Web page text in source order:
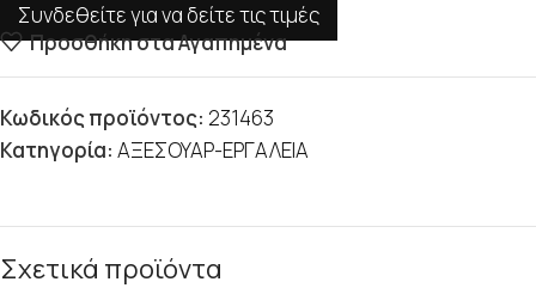
Συνδεθείτε για να δείτε τις τιμές
Προσθήκη στα Αγαπημένα
Κωδικός προϊόντος: 231463
Κατηγορία: ΑΞΕΣΟΥΑΡ-ΕΡΓΑΛΕΙΑ
Σχετικά προϊόντα